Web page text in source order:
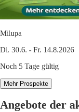
Milupa
Di. 30.6. - Fr. 14.8.2026
Noch 5 Tage gültig
Mehr Prospekte
Angebote der